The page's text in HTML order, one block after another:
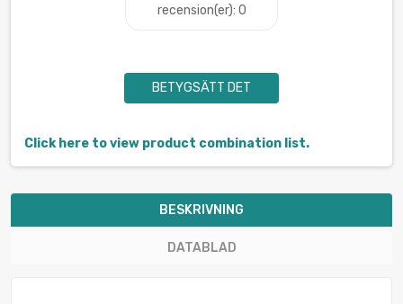
recension(er): 0
BETYGSÄTT DET
Click here to view product combination list.
BESKRIVNING
DATABLAD